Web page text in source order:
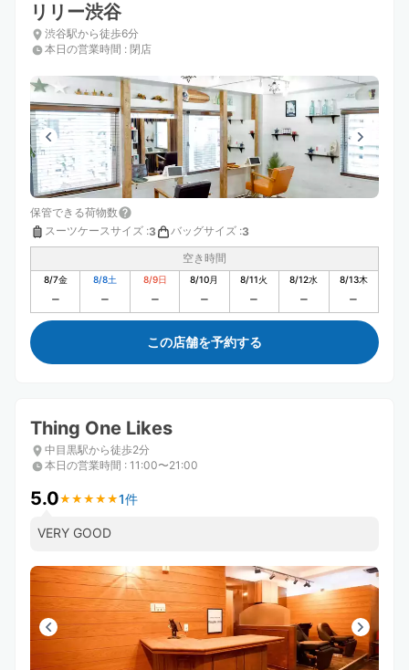
リリー渋谷
渋谷駅から徒歩6分
本日の営業時間 : 閉店
保管できる荷物数
スーツケースサイズ :3 バッグサイズ :3
空き時間
8/7金 8/8土 8/9日 8/10月 8/11火 8/12水 8/13木
この店舗を予約する
Thing One Likes
中目黒駅から徒歩2分
本日の営業時間 : 11:00〜21:00
5.0★ ★ ★ ★ ★
★ ★ ★ ★ ★1件
VERY GOOD